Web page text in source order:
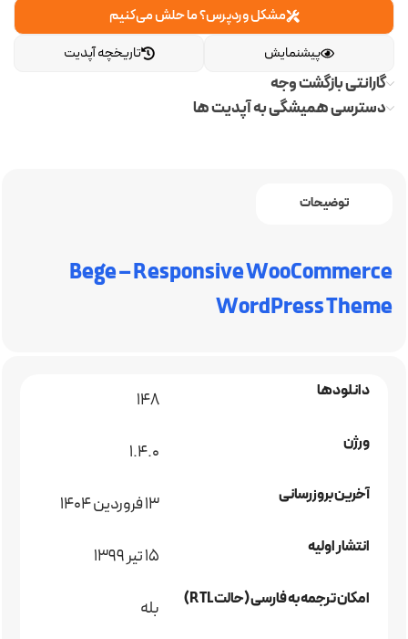
مشکل وردپرس؟ ما حلش می‌کنیم
تاریخچه آپدیت
پیشنمایش
گارانتی بازگشت وجه
دسترسی همیشگی به آپدیت ها
توضیحات
Bege – Responsive WooCommerce
WordPress Theme
دانلودها 148
ورژن 1.4.0
آخرین بروزرسانی 13 فروردین 1404
انتشار اولیه 15 تیر 1399
امکان ترجمه به فارسی (حالت RTL) بله